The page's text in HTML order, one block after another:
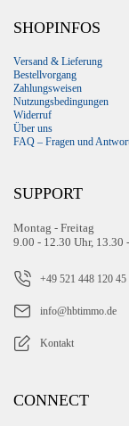
SHOPINFOS
Versand & Lieferung
Bestellvorgang
Zahlungsweisen
Nutzungsbedingungen
Widerruf
Über uns
FAQ – Fragen und
SUPPORT
Montag - Freitag
9.00 - 12.30 Uhr, 13.30
+49 521 448 120 45
info@hbtimmo.de
Kontakt
CONNECT